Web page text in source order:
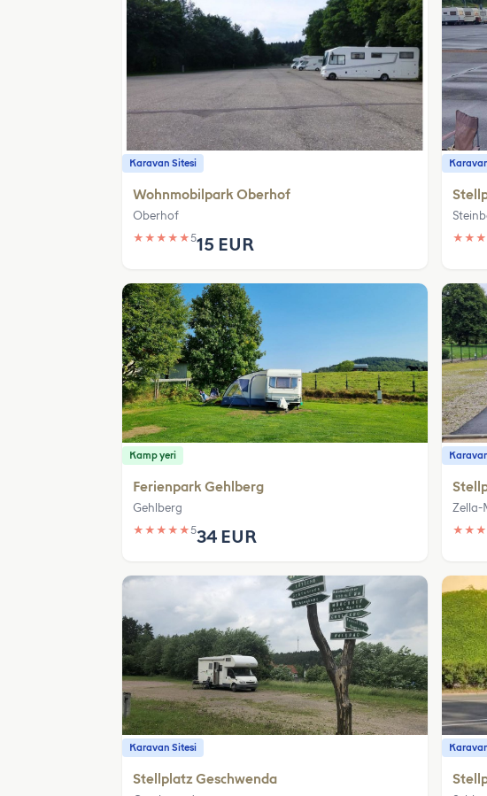
Karavan Sitesi
Wohnmobilpark Oberhof
Oberhof
★ ★ ★ ★ ★515 EUR ★ ★ ★
Kamp yeri
Ferienpark Gehlberg
Gehlberg
★ ★ ★ ★ ★534 EUR
Zella-
★ ★ ★
Karavan Sitesi
Stellplatz Geschwenda